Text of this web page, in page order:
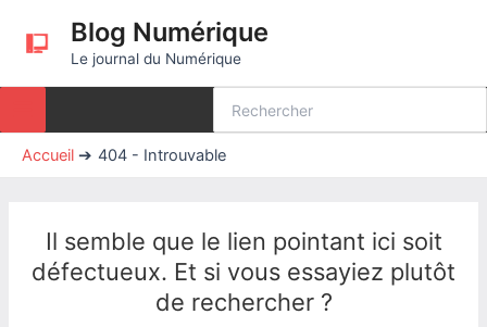
Blog Numérique
Le journal du Numérique
Accueil 404 - Introuvable
Il semble que le lien pointant ici soit
défectueux. Et si vous essayiez plutôt
de rechercher ?